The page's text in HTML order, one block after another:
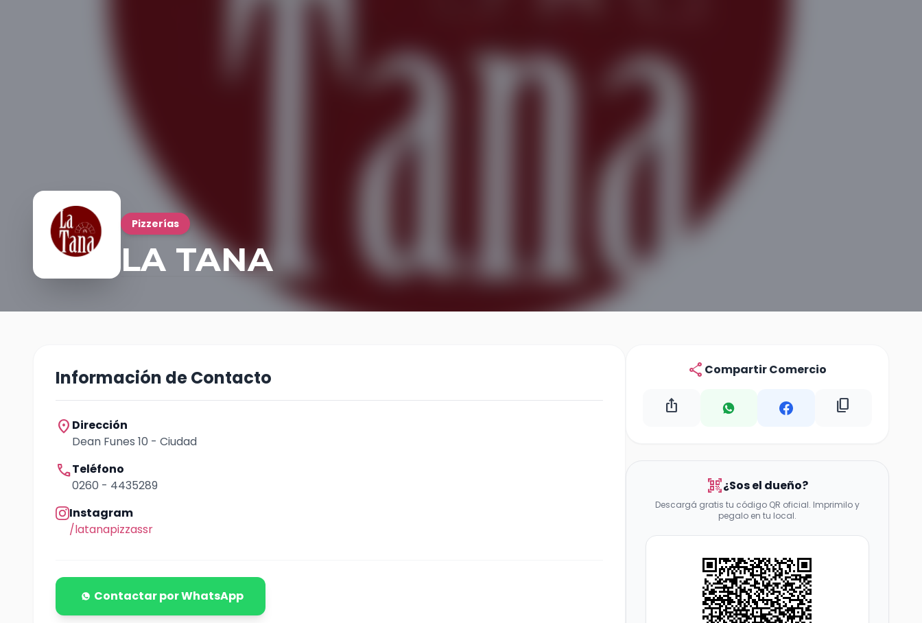
Pizzerías
LA TANA
Información de Contacto
location_on Dirección
Dean Funes 10 - Ciudad
callTeléfono
0260 - 4435289
Instagram
/latanapizzassr
Contactar por WhatsApp
share Compartir Comercio
ios_share content_copy
qr_code_scanner¿Sos el dueño?
Descargá gratis tu código QR oficial. Imprimilo y
pegalo en tu local.